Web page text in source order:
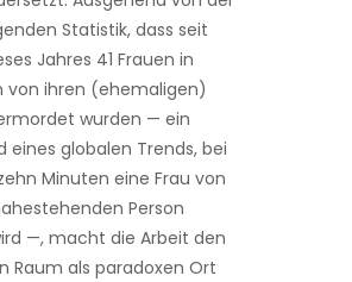
Statistik, dass seit
Jahres 41 Frauen in
von ihren (ehemaligen)
wurden — ein
eines globalen Trends, bei
Minuten eine Frau von
Person
—, macht die Arbeit den
Raum als paradoxen Ort